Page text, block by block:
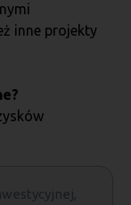
inne projekty